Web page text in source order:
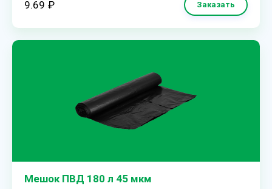
9.69 ₽ Заказать
Мешок ПВД 180 л 45 мкм